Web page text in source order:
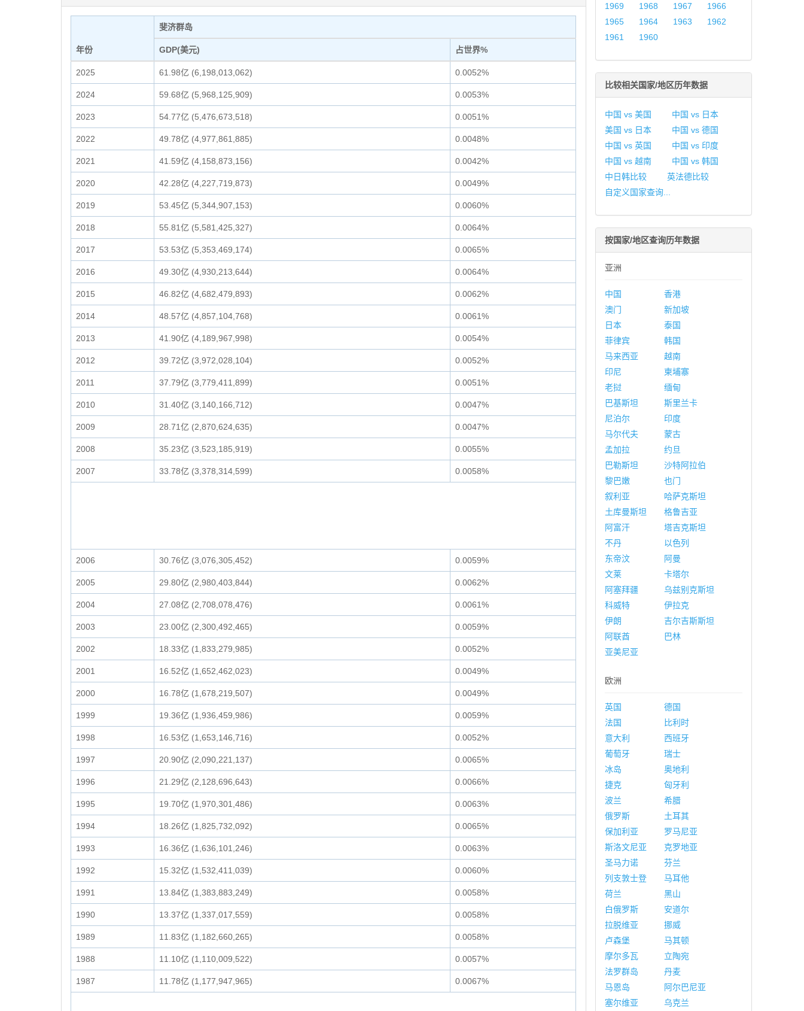
年份
斐济群岛
GDP(美元) 占世界%
2025 61.98亿 (6,198,013,062) 0.0052%
2024 59.68亿 (5,968,125,909) 0.0053%
2023 54.77亿 (5,476,673,518) 0.0051%
2022 49.78亿 (4,977,861,885) 0.0048%
2021 41.59亿 (4,158,873,156) 0.0042%
2020 42.28亿 (4,227,719,873) 0.0049%
2019 53.45亿 (5,344,907,153) 0.0060%
2018 55.81亿 (5,581,425,327) 0.0064%
2017 53.53亿 (5,353,469,174) 0.0065%
2016 49.30亿 (4,930,213,644) 0.0064%
2015 46.82亿 (4,682,479,893) 0.0062%
2014 48.57亿 (4,857,104,768) 0.0061%
2013 41.90亿 (4,189,967,998) 0.0054%
2012 39.72亿 (3,972,028,104) 0.0052%
2011 37.79亿 (3,779,411,899) 0.0051%
2010 31.40亿 (3,140,166,712) 0.0047%
2009 28.71亿 (2,870,624,635) 0.0047%
2008 35.23亿 (3,523,185,919) 0.0055%
2007 33.78亿 (3,378,314,599) 0.0058%
2006 30.76亿 (3,076,305,452) 0.0059%
2005 29.80亿 (2,980,403,844) 0.0062%
2004 27.08亿 (2,708,078,476) 0.0061%
2003 23.00亿 (2,300,492,465) 0.0059%
2002 18.33亿 (1,833,279,985) 0.0052%
2001 16.52亿 (1,652,462,023) 0.0049%
2000 16.78亿 (1,678,219,507) 0.0049%
1999 19.36亿 (1,936,459,986) 0.0059%
1998 16.53亿 (1,653,146,716) 0.0052%
1997 20.90亿 (2,090,221,137) 0.0065%
1996 21.29亿 (2,128,696,643) 0.0066%
1995 19.70亿 (1,970,301,486) 0.0063%
1994 18.26亿 (1,825,732,092) 0.0065%
1993 16.36亿 (1,636,101,246) 0.0063%
1992 15.32亿 (1,532,411,039) 0.0060%
1991 13.84亿 (1,383,883,249) 0.0058%
1990 13.37亿 (1,337,017,559) 0.0058%
1989 11.83亿 (1,182,660,265) 0.0058%
1988 11.10亿 (1,110,009,522) 0.0057%
1987 11.78亿 (1,177,947,965) 0.0067%
1969
1968 1967
1966
1965
1964 1963
1962
1961
1960
比较相关国家/地区历年数据
中国 vs 美国
中国 vs 日本
美国 vs 日本
中国 vs 德国
中国 vs 英国
中国 vs 印度
中国 vs 越南
中国 vs 韩国
中日韩比较
英法德比较
自定义国家查询...
按国家/地区查询历年数据
亚洲
中国
香港
澳门
新加坡
日本
泰国
菲律宾
韩国
马来西亚
越南
印尼
柬埔寨
老挝
缅甸
巴基斯坦
斯里兰卡
尼泊尔
印度
马尔代夫
蒙古
孟加拉
约旦
巴勒斯坦
沙特阿拉伯
黎巴嫩
也门
叙利亚
哈萨克斯坦
土库曼斯坦
格鲁吉亚
阿富汗
塔吉克斯坦
不丹
以色列
东帝汶
阿曼
文莱
卡塔尔
阿塞拜疆
乌兹别克斯坦
科威特
伊拉克
伊朗
吉尔吉斯斯坦
阿联酋
巴林
亚美尼亚
欧洲
英国
德国
法国
比利时
意大利
西班牙
葡萄牙
瑞士
冰岛
奥地利
捷克
匈牙利
波兰
希腊
俄罗斯
土耳其
保加利亚
罗马尼亚
斯洛文尼亚
克罗地亚
圣马力诺
芬兰
列支敦士登
马耳他
荷兰
黑山
白俄罗斯
安道尔
拉脱维亚
挪威
卢森堡
马其顿
摩尔多瓦
立陶宛
法罗群岛
丹麦
马恩岛
阿尔巴尼亚
塞尔维亚
乌克兰